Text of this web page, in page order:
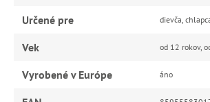
Určené pre dievča,
Vek od 12 rokov,
Vyrobené v Európe áno